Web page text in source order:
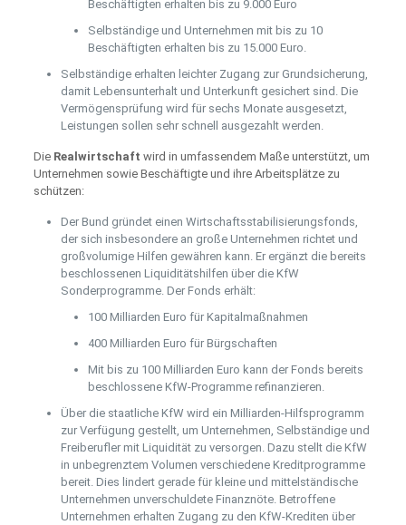
Beschäftigten erhalten bis zu 9.000 Euro
Selbständige und Unternehmen mit bis zu 10
Beschäftigten erhalten bis zu 15.000 Euro.
Selbständige erhalten leichter Zugang zur Grundsicherung,
damit Lebensunterhalt und Unterkunft gesichert sind. Die
Vermögensprüfung wird für sechs Monate ausgesetzt,
Leistungen sollen sehr schnell ausgezahlt werden.
Die Realwirtschaft wird in umfassendem Maße unterstützt, um
Unternehmen sowie Beschäftigte und ihre Arbeitsplätze zu
schützen:
Der Bund gründet einen Wirtschaftsstabilisierungsfonds,
der sich insbesondere an große Unternehmen richtet und
großvolumige Hilfen gewähren kann. Er ergänzt die bereits
beschlossenen Liquiditätshilfen über die KfW
Sonderprogramme. Der Fonds erhält:
100 Milliarden Euro für Kapitalmaßnahmen
400 Milliarden Euro für Bürgschaften
Mit bis zu 100 Milliarden Euro kann der Fonds bereits
beschlossene KfW-Programme refinanzieren.
Über die staatliche KfW wird ein Milliarden-Hilfsprogramm
zur Verfügung gestellt, um Unternehmen, Selbständige und
Freiberufler mit Liquidität zu versorgen. Dazu stellt die KfW
in unbegrenztem Volumen verschiedene Kreditprogramme
bereit. Dies lindert gerade für kleine und mittelständische
Unternehmen unverschuldete Finanznöte. Betroffene
Unternehmen erhalten Zugang zu den KfW-Krediten über